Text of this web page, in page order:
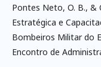
Pontes Neto, O. B., &
Estratégica e
Bombeiros Militar do
Encontro de